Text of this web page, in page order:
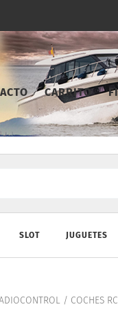
CARRITO
SLOT JUGUETES
/ COCHES RC